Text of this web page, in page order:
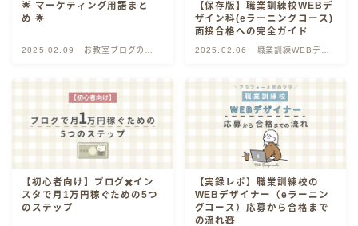
🌟 マーケティング用語まと
め 🌟
2025.02.09
お教室ブログの書
【保存版】職業訓練校WEBデ
ザイン科(eラーニングコース)
面接合格への完全ガイド
2025.02.06
職業訓練WEBデザ
【初心者向け】ブログ✖️イン
スタで月1万円稼ぐための5つ
のステップ
【実録レポ】職業訓練校の
WEBデザイナー（eラーニン
グコース）応募から合格まで
の流れ🧸